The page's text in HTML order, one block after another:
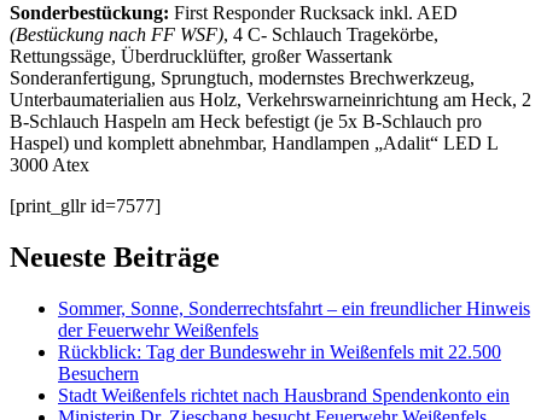
Sonderbestückung: First Responder Rucksack inkl. AED
(Bestückung nach FF WSF), 4 C- Schlauch Tragekörbe,
Rettungssäge, Überdrucklüfter, großer Wassertank
Sonderanfertigung, Sprungtuch, modernstes Brechwerkzeug,
Unterbaumaterialien aus Holz, Verkehrswarneinrichtung am Heck, 2
B-Schlauch Haspeln am Heck befestigt (je 5x B-Schlauch pro
Haspel) und komplett abnehmbar, Handlampen „Adalit“ LED L
3000 Atex
[print_gllr id=7577]
Neueste Beiträge
Sommer, Sonne, Sonderrechtsfahrt – ein freundlicher Hinweis
der Feuerwehr Weißenfels
Rückblick: Tag der Bundeswehr in Weißenfels mit 22.500
Besuchern
Stadt Weißenfels richtet nach Hausbrand Spendenkonto ein